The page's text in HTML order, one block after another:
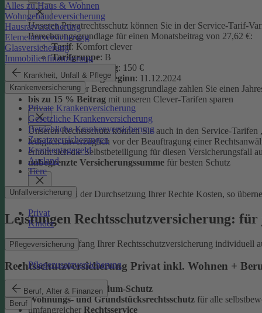
Alles zu Haus & Wohnen
Wohngebäudeversicherung
Hausratversicherung
Elementarversicherung
Glasversicherung
Immobilienfinanzierung
Krankheit, Unfall & Pflege
Krankenversicherung
Private Krankenversicherung
Gesetzliche Krankenversicherung
Betriebliche Krankenversicherung
Zusatzversicherungen
Krankentagegeld
Ausland
Tiere
Unfallversicherung
Privat
Kinder
Pflegeversicherung
Pflegezusatzversicherung
Beruf, Alter & Finanzen
Beruf
Unseren Privatrechtsschutz können Sie in der Service-Tarif-
Berechnungsgrundlage für einen Monatsbeitrag von 27,62 €:
Tarif: Komfort clever
Tarifgruppe: B
Selbstbeteiligung: 150 €
Versicherungsbeginn: 11.12.2024
Auf Basis dieser Berechnungsgrundlage zahlen Sie einen
bis zu 15 % Beitrag mit unseren Clever-Tarifen sparen
Unseren Rechtsschutz können Sie auch in den Service-
lediglich unverzüglich vor der Beauftragung einer
erhöht sich die Selbstbeteiligung für diesen Versicherungsfall
unbegrenzte Versicherungssumme für besten Schutz
Entstehen bei der Durchsetzung Ihrer Rechte Kosten, so
Leistungen Rechtsschutzversicherung:
Sie können den Umfang Ihrer Rechtsschutzversicherung
Rechtsschutzversicherung Privat inkl. Wohnen +
leistungsstarkerRundum-Schutz
Wohnungs- und Grundstücksrechtsschutz für alle
umfangreicher Rechtsservice